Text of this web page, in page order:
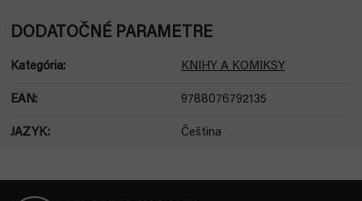
DODATOČNÉ PARAMETRE
Kategória: KNIHY A KOMIKSY
EAN: 9788076792135
JAZYK: Čeština